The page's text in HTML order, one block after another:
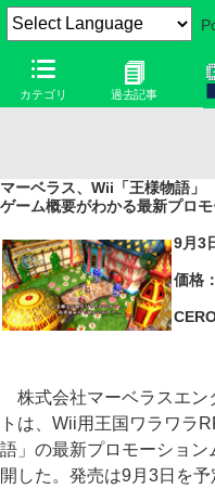
カテゴリ 過去記事
マーベラス、Wii「王様物語」
ゲーム概要がわかる最新プロ
9月3
価格
株式会社マーベラスエン
トは、Wii用王国ワラワラ
語」の最新プロモーション
開した。発売は9月3日を